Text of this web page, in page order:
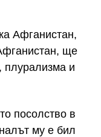
Афганистан,
ще
плурализма и
посолство в
му е бил